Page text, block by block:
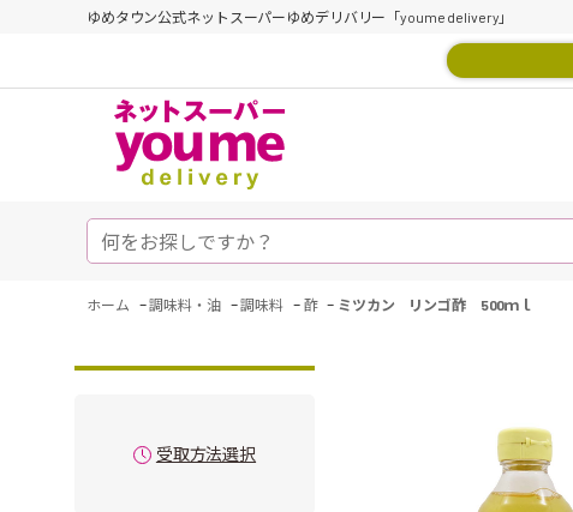
ゆめタウン公式ネットスーパーゆめデリバリー「youme delivery」
ホーム -調味料・油 -調味料 - 酢 - ミツカン リンゴ酢 500ｍｌ
受取方法選択